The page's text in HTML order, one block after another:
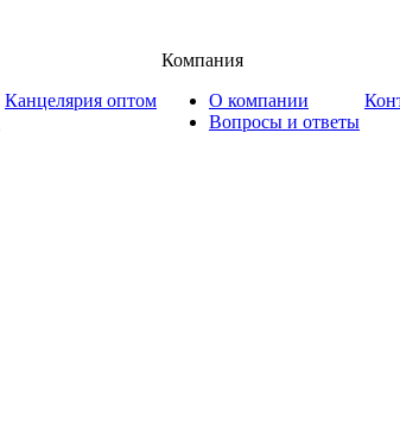
Канцелярия оптом
Компания
О компании
Вопросы и ответы